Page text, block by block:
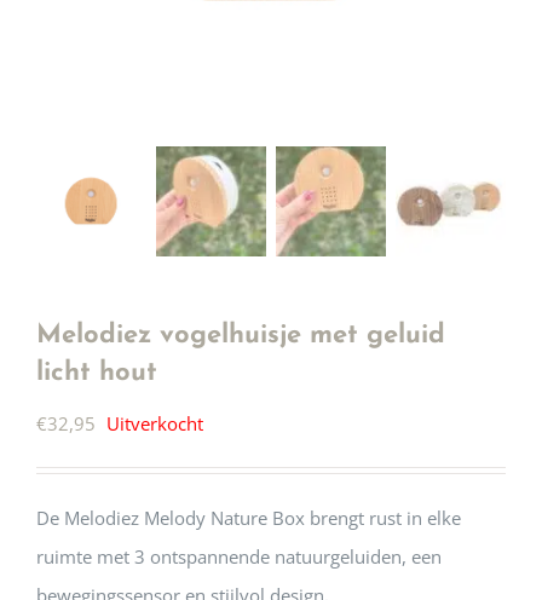
Melodiez vogelhuisje met geluid
licht hout
€32,95 Uitverkocht
De Melodiez Melody Nature Box brengt rust in elke
ruimte met 3 ontspannende natuurgeluiden, een